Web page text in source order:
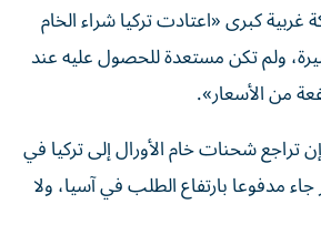
كبرى «اعتادت تركيا شراء الخام
ولم ‌تكن مستعدة للحصول عليه عند
من الأسعار».
تراجع شحنات خام الأورال إلى تركيا في
جاء ⁠مدفوعا بارتفاع الطلب في آسيا، ولا